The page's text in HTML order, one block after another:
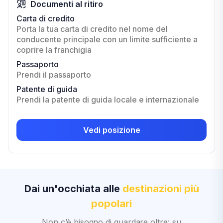
Documenti al ritiro
Carta di credito
Porta la tua carta di credito nel nome del
conducente principale con un limite sufficiente a
coprire la franchigia
Passaporto
Prendi il passaporto
Patente di guida
Prendi la patente di guida locale e internazionale
Vedi posizione
Dai un'occhiata alle destinazioni più
popolari